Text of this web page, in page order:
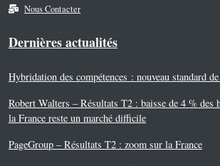
Nous Contacter
Dernières actualités
Hybridation des compétences : nouveau standard
Robert Walters – Résultats T2 : baisse de 4 % des
la France reste un marché difficile
PageGroup – Résultats T2 : zoom sur la France